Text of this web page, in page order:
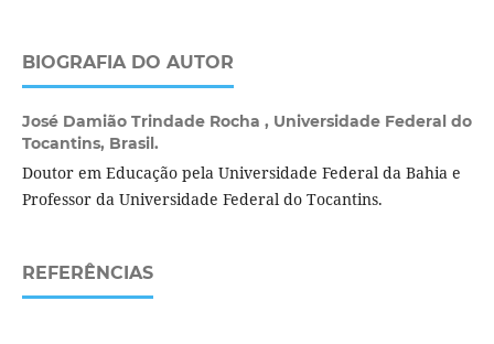
BIOGRAFIA DO AUTOR
José Damião Trindade Rocha , Universidade Federal do
Tocantins, Brasil.
Doutor em Educação pela Universidade Federal da Bahia e
Professor da Universidade Federal do Tocantins.
REFERÊNCIAS